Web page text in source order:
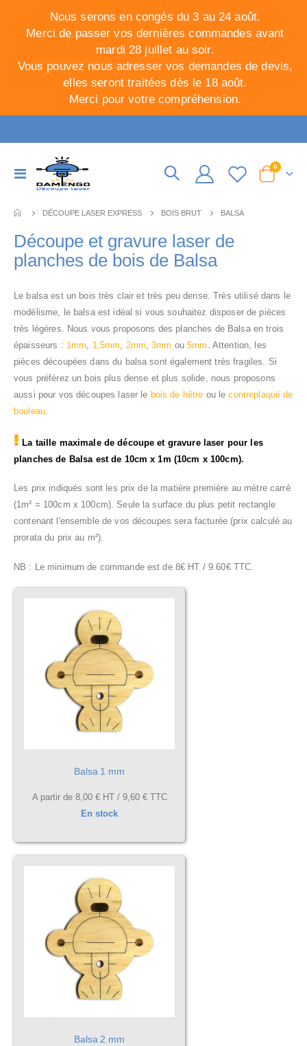
Nous serons en congés du 3 au 24 août.
Merci de passer vos dernières commandes avant
mardi 28 juillet au soir.
Vous pouvez nous adresser vos demandes de devis,
elles seront traitées dès le 18 août.
Merci pour votre compréhension.
Basculer
Cart
0articles
DÉCOUPE LASER EXPRESS BOIS BRUT BALSA
Découpe et gravure laser de
planches de bois de Balsa
Le balsa est un bois très clair et très peu dense. Très utilisé dans le
modélisme, le balsa est idéal si vous souhaitez disposer de pièces
très légères. Nous vous proposons des planches de Balsa en trois
épaisseurs : 1mm, 1,5mm, 2mm,3mm ou5mm . Attention, les
pièces découpées dans du balsa sont également très fragiles. Si
vous préférez un bois plus dense et plus solide, nous proposons
aussi pour vos découpes laser le bois de hêtre ou lecontreplaqué de
bouleau.
La taille maximale de découpe et gravure laser pour les
planches de Balsa est de 10cm x 1m (10cm x 100cm).
Les prix indiqués sont les prix de la matière première au mètre carré
(1m² = 100cm x 100cm). Seule la surface du plus petit rectangle
contenant l'ensemble de vos découpes sera facturée (prix calculé au
prorata du prix au m²).
NB : Le minimum de commande est de 8€ HT / 9.60€ TTC.
Balsa 1 mm
A partir de 8,00 €HT / 9,60 €TTC
En stock
Balsa 2 mm